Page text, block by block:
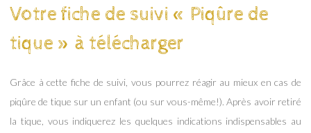
Votre fiche de suivi « Piqûre de
tique » à télécharger
Grâce à cette fiche de suivi, vous pourrez réagir au mieux en cas de
piqûre de tique sur un enfant (ou sur vous-même!). Après avoir retiré
la tique, vous indiquerez les quelques indications indispensables au